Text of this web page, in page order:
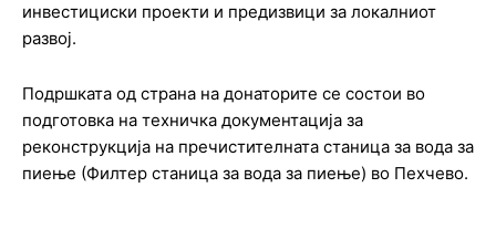
инвестициски проекти и предизвици за локалниот
развој.
Подршката од страна на донаторите се состои во
подготовка на техничка документација за
реконструкција на пречистителната станица за вода за
пиење (Филтер станица за вода за пиење) во Пехчево.